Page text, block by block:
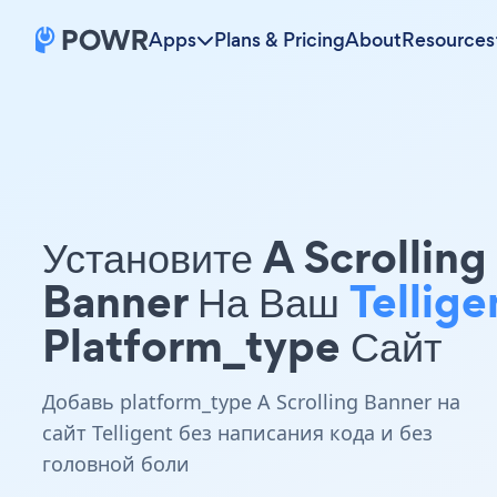
Apps Plans & PricingAboutResources
Установите A Scrolling
Banner На Ваш
Platform_type Сайт
Добавь platform_type A Scrolling Banner на
сайт Telligent без написания кода и без
головной боли